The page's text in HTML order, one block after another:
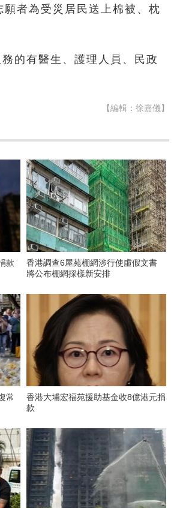
者為受災居民送上棉被、枕
的有醫生、護理人員、民政
【編輯：徐嘉儀】
款
香港調查6屋苑棚網涉行使虛假文書
將公布棚網採樣新安排
常
香港大埔宏福苑援助基金收8億港元捐
款